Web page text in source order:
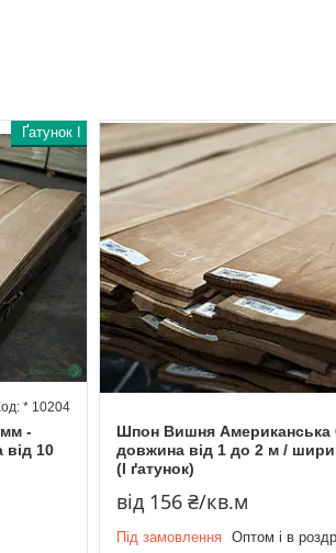
Ґатунок I
-
10
* 10204
Шпон Вишня Американська
довжина від 1 до 2 м /
(I ґатунок)
від 156 ₴/кв.м
Під замовлення Оптом і в